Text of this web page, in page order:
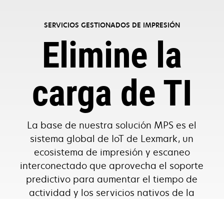
SERVICIOS GESTIONADOS DE IMPRESIÓN
Elimine la
carga de TI
La base de nuestra solución MPS es el
sistema global de IoT de Lexmark, un
ecosistema de impresión y escaneo
interconectado que aprovecha el soporte
predictivo para aumentar el tiempo de
actividad y los servicios nativos de la